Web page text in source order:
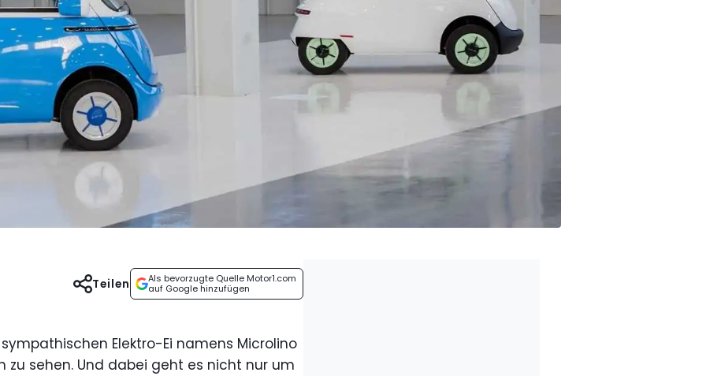
Als bevorzugte Quelle Motor1.com
auf Google hinzufügen
Teilen
Elektro-Ei namens Microlino
zu sehen. Und dabei geht es nicht nur um